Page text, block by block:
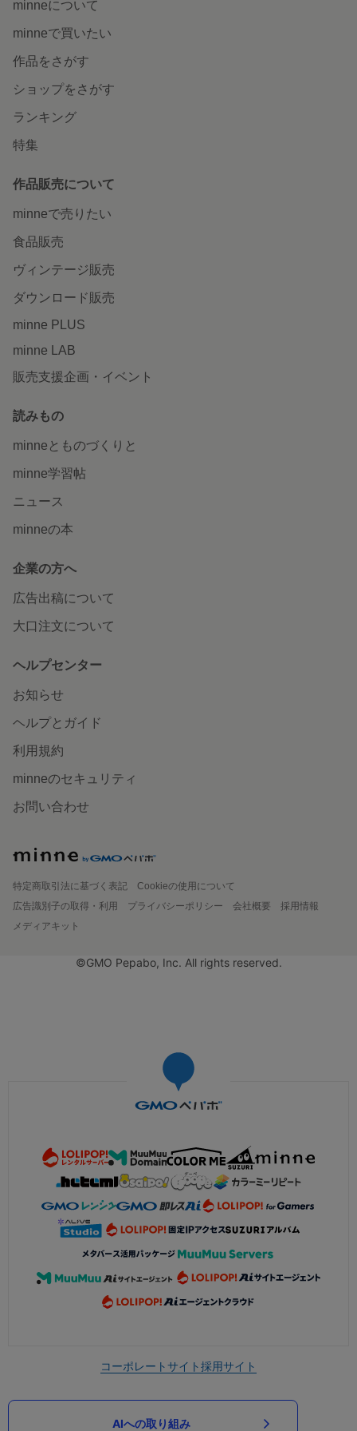
minneについて
minneで買いたい
作品をさがす
ショップをさがす
ランキング
特集
作品販売について
minneで売りたい
食品販売
ヴィンテージ販売
ダウンロード販売
minne PLUS
minne LAB
販売支援企画・イベント
読みもの
minneとものづくりと
minne学習帖
ニュース
minneの本
企業の方へ
広告出稿について
大口注文について
ヘルプセンター
お知らせ
ヘルプとガイド
利用規約
minneのセキュリティ
お問い合わせ
特定商取引法に基づく表記
Cookieの使用について
広告識別子の取得・利用
プライバシーポリシー 会社概要
採用情報
メディアキット
©GMO Pepabo, Inc. All rights reserved.
コーポレートサイト採用サイト
AIへの取り組み